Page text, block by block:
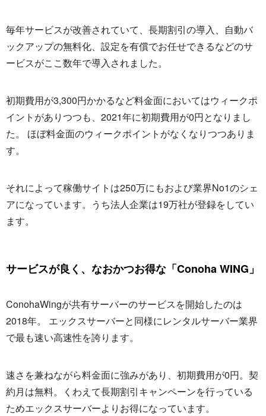
毎年サービスが改善されていて、長期割引の導入、自動バ
ックアップの無料化、設定を有償でお任せできるなどのサ
ービスがここ数年で導入されました。
初期費用が3,300円かかるなど料金面においてはウィークポ
イントがありつつも、2021年に初期費用が0円となりまし
た。 ほぼ料金面のウィークポイントがなくなりつつありま
す。
それによって稼働サイトは250万にもおよび業界No1のシェ
アになっています。うち法人企業は19万社が登録をしてい
ます。
サービスが良く、なおかつお得な「Conoha WING」
ConohaWingが共有サーバーのサービスを開始したのは
2018年。 エックスサーバーと同様にレンタルサーバー業界
で最も速い高速性を誇ります。
速さを兼ねながら料金面に強みがあり、初期費用が0円。契
約月は無料。くわえて長期割引キャンペーンを行っている
ためエックスサーバーよりお得になっています。